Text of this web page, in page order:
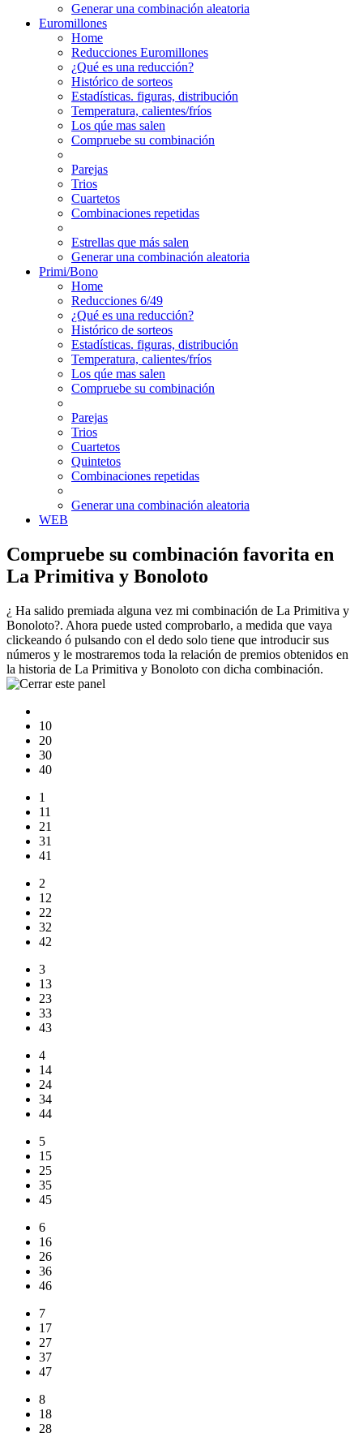
Generar una combinación aleatoria
Euromillones
Home
Reducciones Euromillones
¿Qué es una reducción?
Histórico de sorteos
Estadísticas. figuras, distribución
Temperatura, calientes/fríos
Los qúe mas salen
Compruebe su combinación
Parejas
Trios
Cuartetos
Combinaciones repetidas
Estrellas que más salen
Generar una combinación aleatoria
Primi/Bono
Home
Reducciones 6/49
¿Qué es una reducción?
Histórico de sorteos
Estadísticas. figuras, distribución
Temperatura, calientes/fríos
Los qúe mas salen
Compruebe su combinación
Parejas
Trios
Cuartetos
Quintetos
Combinaciones repetidas
Generar una combinación aleatoria
WEB
Compruebe su combinación favorita en
La Primitiva y Bonoloto
¿ Ha salido premiada alguna vez mi combinación de La Primitiva y
Bonoloto?. Ahora puede usted comprobarlo, a medida que vaya
clickeando ó pulsando con el dedo solo tiene que introducir sus
números y le mostraremos toda la relación de premios obtenidos en
la historia de La Primitiva y Bonoloto con dicha combinación.
10
20
30
40
1
11
21
31
41
2
12
22
32
42
3
13
23
33
43
4
14
24
34
44
5
15
25
35
45
6
16
26
36
46
7
17
27
37
47
8
18
28